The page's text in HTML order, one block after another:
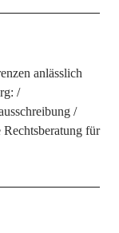
anlässlich
für